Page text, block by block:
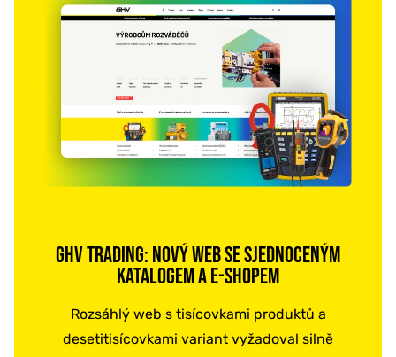
GHV TRADING: NOVÝ WEB SE SJEDNOCENÝM
KATALOGEM A E-SHOPEM
Rozsáhlý web s tisícovkami produktů a
desetitisícovkami variant vyžadoval silně